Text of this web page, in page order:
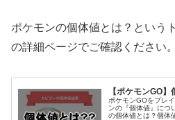
ポケモンの個体値とは？という
の詳細ページでご確認ください。
【ポケモンGO
ポケモンGOをプレ
ンの『個体値』につ
の個体値とは？個体